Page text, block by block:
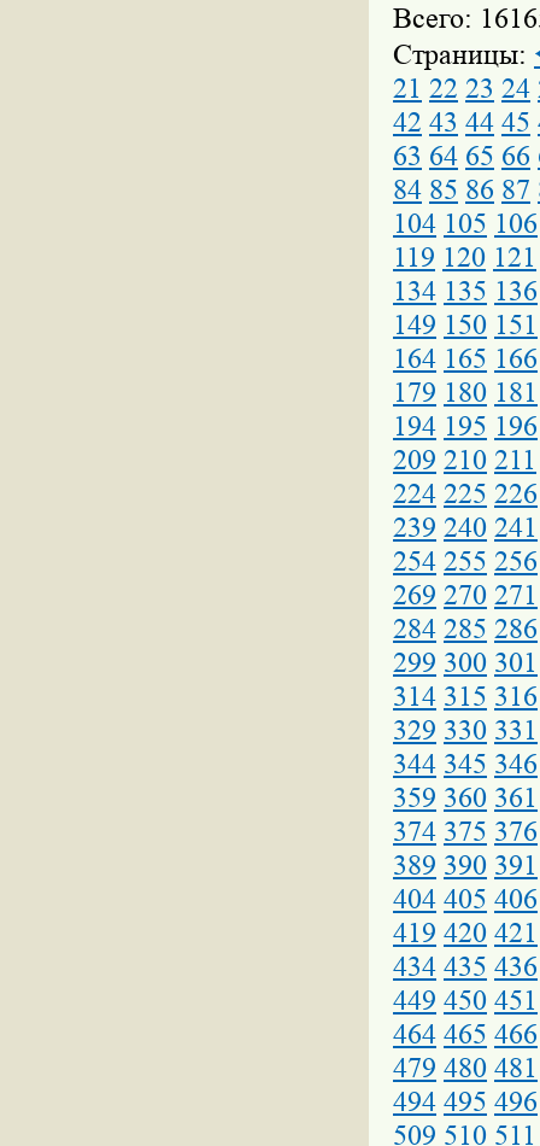
Всего:
Страницы:
21 22 23 24
42 43 44 45
63 64 65 66
84 85 86 87
104 105 106
119 120 121
134 135 136
149 150 151
164 165 166
179 180 181
194 195 196
209 210 211
224 225 226
239 240 241
254 255 256
269 270 271
284 285 286
299 300 301
314 315 316
329 330 331
344 345 346
359 360 361
374 375 376
389 390 391
404 405 406
419 420 421
434 435 436
449 450 451
464 465 466
479 480 481
494 495 496
509 510 511